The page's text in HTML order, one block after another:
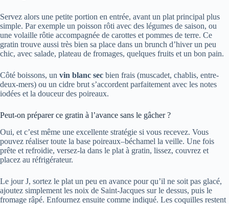
Servez alors une petite portion en entrée, avant un plat principal plus
simple. Par exemple un poisson rôti avec des légumes de saison, ou
une volaille rôtie accompagnée de carottes et pommes de terre. Ce
gratin trouve aussi très bien sa place dans un brunch d’hiver un peu
chic, avec salade, plateau de fromages, quelques fruits et un bon pain.
Côté boissons, un vin blanc sec bien frais (muscadet, chablis, entre-
deux-mers) ou un cidre brut s’accordent parfaitement avec les notes
iodées et la douceur des poireaux.
Peut-on préparer ce gratin à l’avance sans le gâcher ?
Oui, et c’est même une excellente stratégie si vous recevez. Vous
pouvez réaliser toute la base poireaux–béchamel la veille. Une fois
prête et refroidie, versez-la dans le plat à gratin, lissez, couvrez et
placez au réfrigérateur.
Le jour J, sortez le plat un peu en avance pour qu’il ne soit pas glacé,
ajoutez simplement les noix de Saint-Jacques sur le dessus, puis le
fromage râpé. Enfournez ensuite comme indiqué. Les coquilles restent